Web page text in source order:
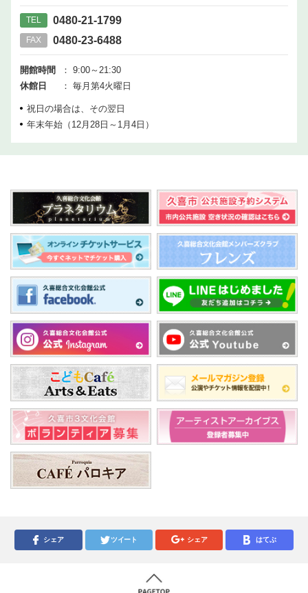
TEL 0480-21-1799
FAX 0480-23-6488
開館時間
： 9:00～21:30
休館日
： 毎月第4火曜日
祝日の場合は、その翌日
年末年始（12月28日～1月4日）
シェア ツイート シェア はてぶ